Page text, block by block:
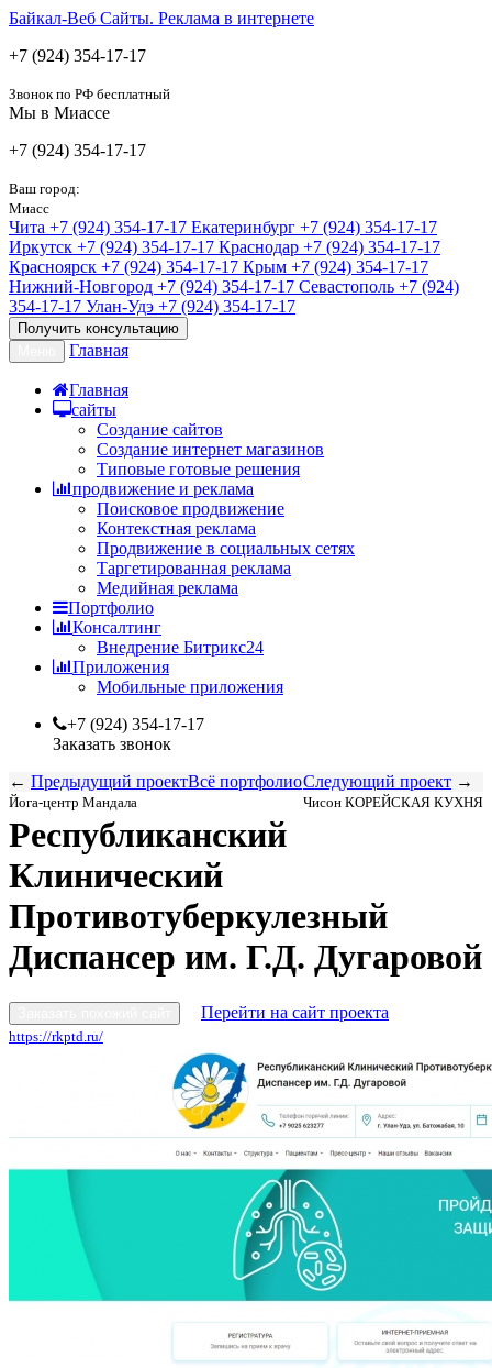
Байкал-Веб Сайты. Реклама в интернете
+7 (924) 354-17-17
Звонок по РФ бесплатный
Мы в Миассе
+7 (924) 354-17-17
Ваш город:
Миасс
Чита +7 (924) 354-17-17 Екатеринбург +7 (924) 354-17-17
Иркутск +7 (924) 354-17-17 Краснодар +7 (924) 354-17-17
Красноярск +7 (924) 354-17-17 Крым +7 (924) 354-17-17
Нижний-Новгород +7 (924) 354-17-17 Севастополь +7 (924)
354-17-17 Улан-Удэ +7 (924) 354-17-17
Получить консультацию
Главная
Главная
сайты
Создание сайтов
Создание интернет магазинов
Типовые готовые решения
продвижение и реклама
Поисковое продвижение
Контекстная реклама
Продвижение в социальных сетях
Таргетированная реклама
Медийная реклама
Портфолио
Консалтинг
Внедрение Битрикс24
Приложения
Мобильные приложения
+7 (924) 354-17-17
Заказать звонок
← Предыдущий проект
Йога-центр Мандала
Всё портфолиоСледующий проект →
Чисон КОРЕЙСКАЯ КУХНЯ
Республиканский
Клинический
Противотуберкулезный
Диспансер им. Г.Д. Дугаровой
Перейти на сайт проекта
https://rkptd.ru/